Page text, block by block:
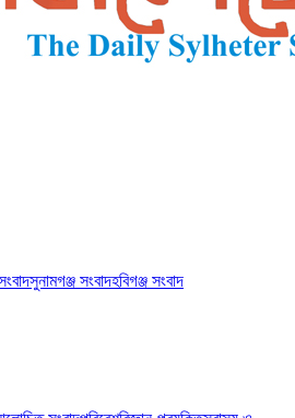
সুনামগঞ্জ সংবাদহবিগঞ্জ সংবাদ